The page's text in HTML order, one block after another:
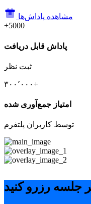
مشاهده پاداش‌ها
+5000
پاداش قابل دریافت
ثبت نظر
۳۰۰٬۰۰۰+
امتیاز جمع‌آوری شده
توسط کاربران پلتفرم
جلسه رزرو کنید